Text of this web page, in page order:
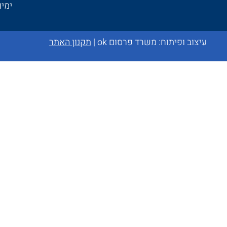
ימים
עיצוב ופיתוח: משרד פרסום ok |תקנון האתר